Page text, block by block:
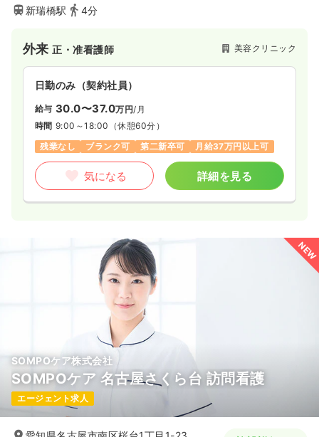
気になる
新瑞橋駅
4分
外来正・准看護師 美容クリニック
日勤のみ（契約社員）
給与 30.0〜37.0万円/月
時間 9:00～18:00 （休憩60分）
残業なし
ブランク可 第二新卒可 月給37万円以上可
気になる 詳細を見る
NEW
SOMPOケア株式会社
SOMPOケア 名古屋さくら台 訪問看護
エージェント求人